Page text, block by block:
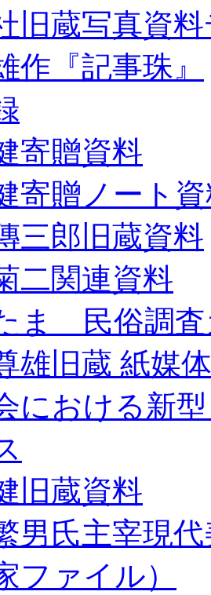
旧蔵写真資
作『記事珠』
寄贈資料
寄贈ノート
三郎旧蔵資料
二関連資料
ま 民俗調査
雄旧蔵 紙媒
における新
旧蔵資料
男氏主宰現
ファイル）